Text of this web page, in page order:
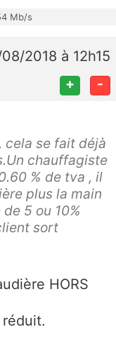
Mb/s
2018 à 12h15
+ -
cela se fait déjà
chauffagiste
% de tva , il
plus la main
5 ou 10%
sort
HORS